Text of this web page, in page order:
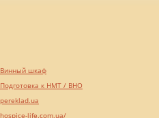
Винный шкаф
Подготовка к НМТ / ВНО
pereklad.ua
hospice-life.com.ua/